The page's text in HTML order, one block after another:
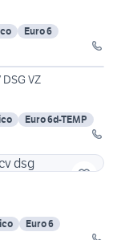
Euro 6
VZ
Euro 6d-TEMP
Euro 6